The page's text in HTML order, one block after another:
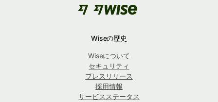
Wiseの歴史
Wiseについて
セキュリティ
プレスリリース
採用情報
サービスステータス